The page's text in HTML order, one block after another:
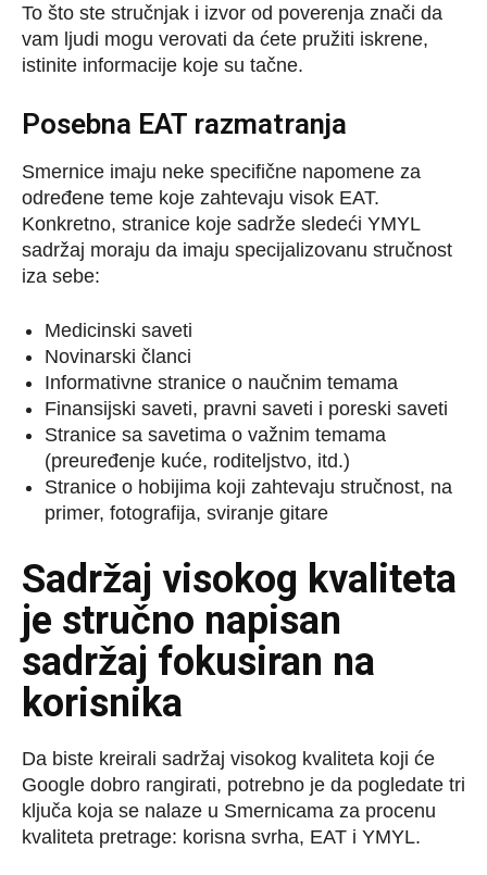
To što ste stručnjak i izvor od poverenja znači da
vam ljudi mogu verovati da ćete pružiti iskrene,
istinite informacije koje su tačne.
Posebna EAT razmatranja
Smernice imaju neke specifične napomene za
određene teme koje zahtevaju visok EAT.
Konkretno, stranice koje sadrže sledeći YMYL
sadržaj moraju da imaju specijalizovanu stručnost
iza sebe:
Medicinski saveti
Novinarski članci
Informativne stranice o naučnim temama
Finansijski saveti, pravni saveti i poreski saveti
Stranice sa savetima o važnim temama
(preuređenje kuće, roditeljstvo, itd.)
Stranice o hobijima koji zahtevaju stručnost, na
primer, fotografija, sviranje gitare
Sadržaj visokog kvaliteta
je stručno napisan
sadržaj fokusiran na
korisnika
Da biste kreirali sadržaj visokog kvaliteta koji će
Google dobro rangirati, potrebno je da pogledate tri
ključa koja se nalaze u Smernicama za procenu
kvaliteta pretrage: korisna svrha, EAT i YMYL.